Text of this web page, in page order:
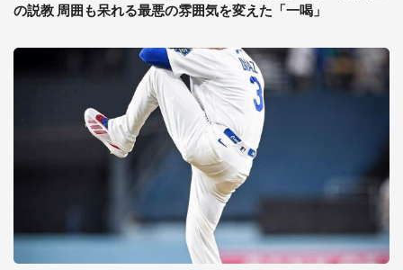
の説教 周囲も呆れる最悪の雰囲気を変えた「一喝」